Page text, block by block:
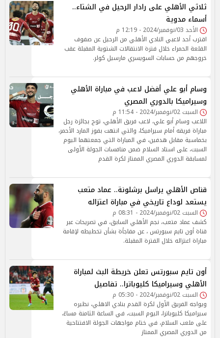
ثلاثي الأهلي على رادار الرحيل في الشتاء..
أسماء مدوية
الأحد 03/نوفمبر/2024 - 12:19 م
اقترب أحد لاعبي النادي الأهلي من الرحيل عن صفوف
القلعة الحمراء خلال فترة الانتقالات الشتوية المقبلة عقب
خروجهم من حسابات السويسري مارسيل كولر.
وسام أبو علي أفضل لاعب في مباراة الأهلي
وسيراميكا بالدوري المصري
السبت 02/نوفمبر/2024 - 11:54 م
اللاعب وسام أبو علي، لاعب فريق الأهلي، توج بجائزة رجل
مباراة فريقه أمام سيراميكا، والتي انتهت بفوز المارد الأحمر،
بخماسية مقابل هدفين، في المباراة التي جمعتهما اليوم
السبت، على استاد السلام ضمن منافسات الجولة الأولى
لمسابقة الدوري المصري الممتاز لكرة القدم
قناص الأهلي يراسل برشلونة.. عماد متعب
يستعد لوداع تاريخي في مباراة اعتزاله
السبت 02/نوفمبر/2024 - 08:31 م
كشف عماد متعب، نجم الأهلي السابق، في تصريحات عبر
قناة أون تايم سبورتس ، عن مفاجأة بشأن تخطيطه لإقامة
مباراة اعتزاله خلال الفترة المقبلة.
أون تايم سبورتس تعلن خريطة البث لمباراة
الأهلي وسيراميكا كليوباترا.. تفاصيل
السبت 02/نوفمبر/2024 - 05:30 م
ويواجه الفريق الأول لكرة القدم بنادي الاهلي، نظيره
سيراميكا كليوباترا، اليوم السبت، في الساعة الثامنة مساءً،
على ملعب السلام، في ختام مواجهات الجولة الافتتاحية
من الدوري المصري الممتاز